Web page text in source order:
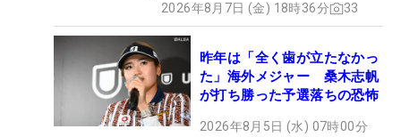
2026年8月7日 (金) 18時36分 33
昨年は「全く歯が立たなかっ
た」海外メジャー 桑木志帆
が打ち勝った予選落ちの恐怖
2026年8月5日 (水) 07時00分